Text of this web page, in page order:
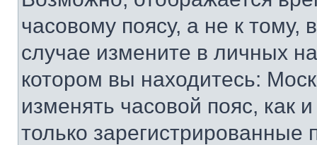
часовому поясу, а не к тому,
случае измените в личных
котором вы находитесь:
изменять часовой пояс, как
только